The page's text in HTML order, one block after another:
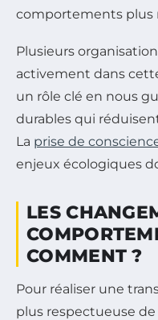
comportements plus
Plusieurs
activement dans
un rôle clé en nous
durables qui
La prise de
enjeux écologiques
LES
COMMENT ?
Pour réaliser une
plus respectueuse